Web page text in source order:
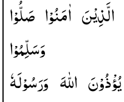
الَّذِیْنَ اٰمَنُوْا صَلُّوْا
وَسَلِّمُوْا
یُؤْذُوْنَ اللّٰهَ وَرَسُوْلَهٗ